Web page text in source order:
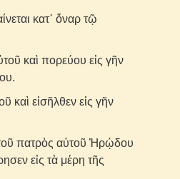
κατ᾽ ὄναρ τῷ
καὶ πορεύου εἰς γῆν
καὶ εἰσῆλθεν εἰς γῆν
τοῦ πατρὸς αὐτοῦ Ἡρῴδου
εἰς τὰ μέρη τῆς